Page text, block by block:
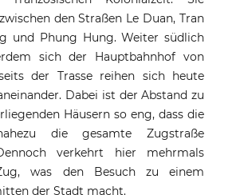
einer Bahntrasse mitten
durch Hanoi
den Straßen Le Duan, Tran
und Phung Hung. Weiter südlich
sich der Hauptbahnhof von
der Trasse reihen sich heute
Dabei ist der Abstand zu
Häusern so eng, dass die
die gesamte Zugstraße
verkehrt hier mehrmals
was den Besuch zu einem
der Stadt macht.